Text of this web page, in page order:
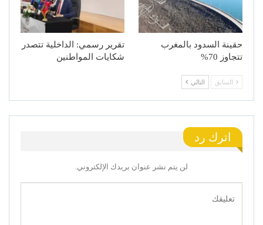
حقينة السدود بالمغرب
تتجاوز 70%
تقرير رسمي: الداخلية تتصدر
شكايات المواطنين
السابق التالي
اترك رد
لن يتم نشر عنوان بريدك الإلكتروني.